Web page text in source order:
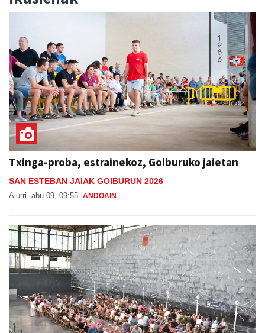
Txinga-proba, estrainekoz, Goiburuko jaietan
SAN ESTEBAN JAIAK GOIBURUN 2026
Aiurri abu 09, 09:55 ANDOAIN